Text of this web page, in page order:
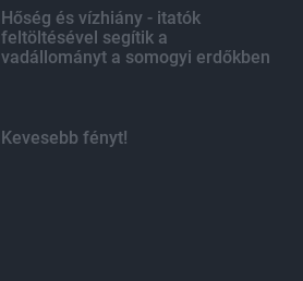
Hőség és vízhiány - itatók
feltöltésével segítik a
vadállományt a somogyi erdőkben
Kevesebb fényt!